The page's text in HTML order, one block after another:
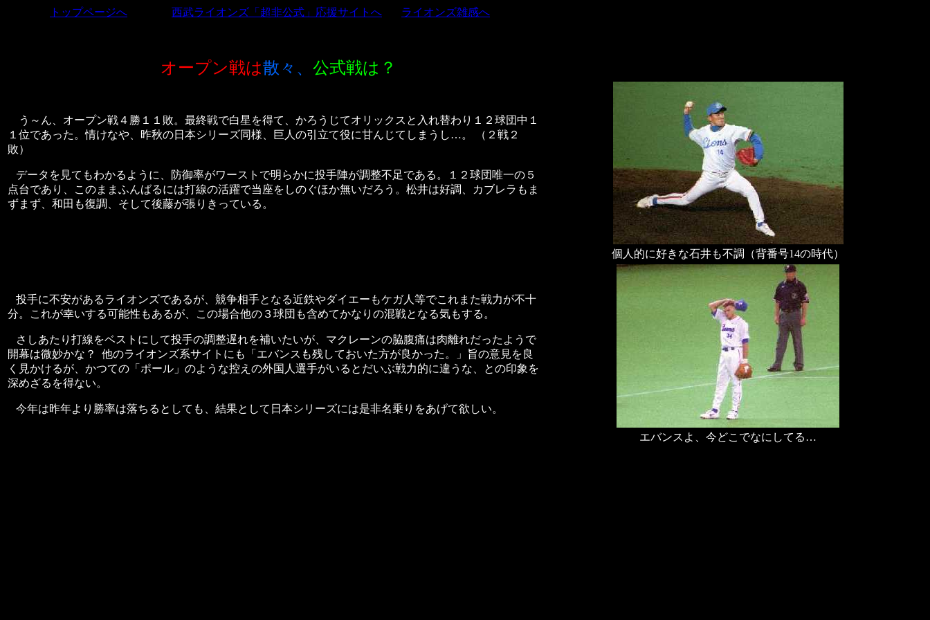
トップページへ 西武ライオンズ「超非公式」応援サイトへ ライオンズ雑感へ
オープン戦は散々、 公式戦は？
う～ん、オープン戦４勝１１敗。最終戦で白星を得て、かろうじてオリックスと入れ替わり１２球団中１
１位であった。情けなや、昨秋の日本シリーズ同様、巨人の引立て役に甘んじてしまうし…。 （２戦２
敗）
データを見てもわかるように、防御率がワーストで明らかに投手陣が調整不足である。１２球団唯一の５
点台であり、このままふんばるには打線の活躍で当座をしのぐほか無いだろう。松井は好調、カブレラもま
ずまず、和田も復調、そして後藤が張りきっている。
個人的に好きな石井も不調（背番号14の時代）
投手に不安があるライオンズであるが、競争相手となる近鉄やダイエーもケガ人等でこれまた戦力が不十
分。これが幸いする可能性もあるが、この場合他の３球団も含めてかなりの混戦となる気もする。
さしあたり打線をベストにして投手の調整遅れを補いたいが、マクレーンの脇腹痛は肉離れだったようで
開幕は微妙かな？ 他のライオンズ系サイトにも「エバンスも残しておいた方が良かった。」旨の意見を良
く見かけるが、かつての「ポール」のような控えの外国人選手がいるとだいぶ戦力的に違うな、との印象を
深めざるを得ない。
今年は昨年より勝率は落ちるとしても、結果として日本シリーズには是非名乗りをあげて欲しい。
エバンスよ、今どこでなにしてる…